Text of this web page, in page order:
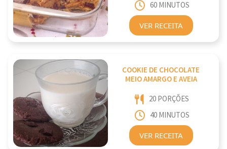
60 MINUTOS
VER RECEITA
COOKIE DE CHOCOLATE
MEIO AMARGO E AVEIA
20 PORÇÕES
40 MINUTOS
VER RECEITA